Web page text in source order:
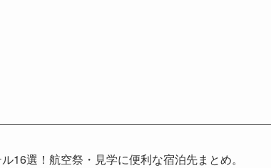
16選！航空祭・見学に便利な宿泊先まとめ。